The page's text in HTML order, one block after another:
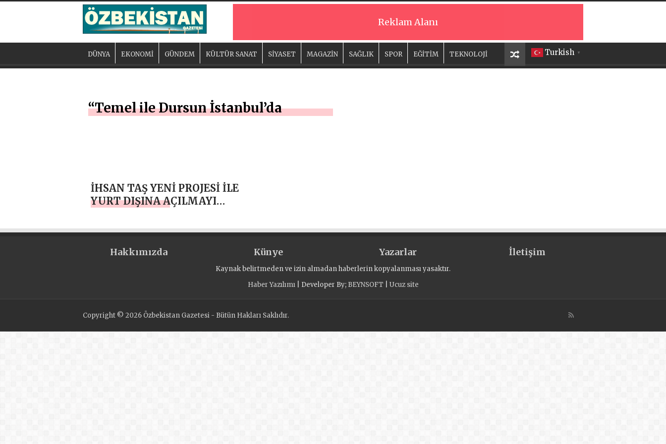
Reklam Alanı
Turkish ▼
DÜNYA EKONOMİ GÜNDEM KÜLTÜR SANAT SİYASET MAGAZİN SAĞLIK SPOR EĞİTİM TEKNOLOJİ
“Temel ile Dursun İstanbul’da
İHSAN TAŞ YENİ PROJESİ İLE
YURT DIŞINA AÇILMAYI
Hakkımızda Künye Yazarlar İletişim
Kaynak belirtmeden ve izin almadan haberlerin kopyalanması yasaktır.
Haber Yazılımı| Developer By; BEYNSOFT Ucuz site
Copyright © 2026 Özbekistan Gazetesi - Bütün Hakları Saklıdır.